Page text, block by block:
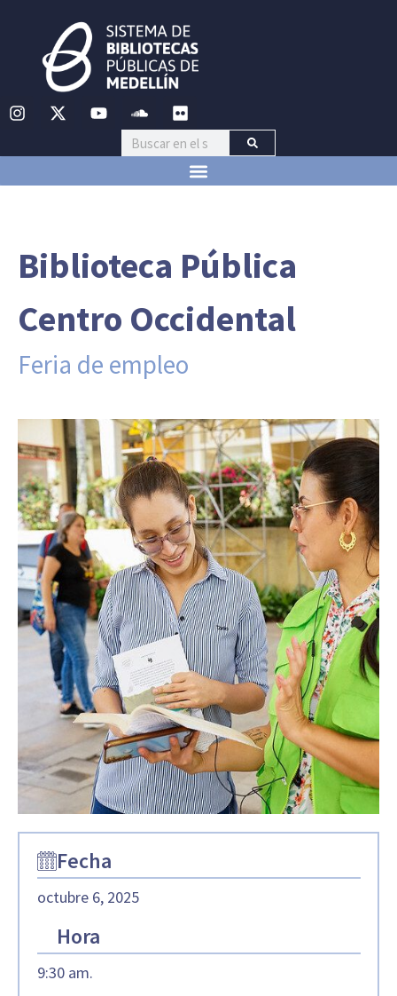
Biblioteca Pública
Centro Occidental
Feria de empleo
Fecha
octubre 6, 2025
Hora
9:30 am.